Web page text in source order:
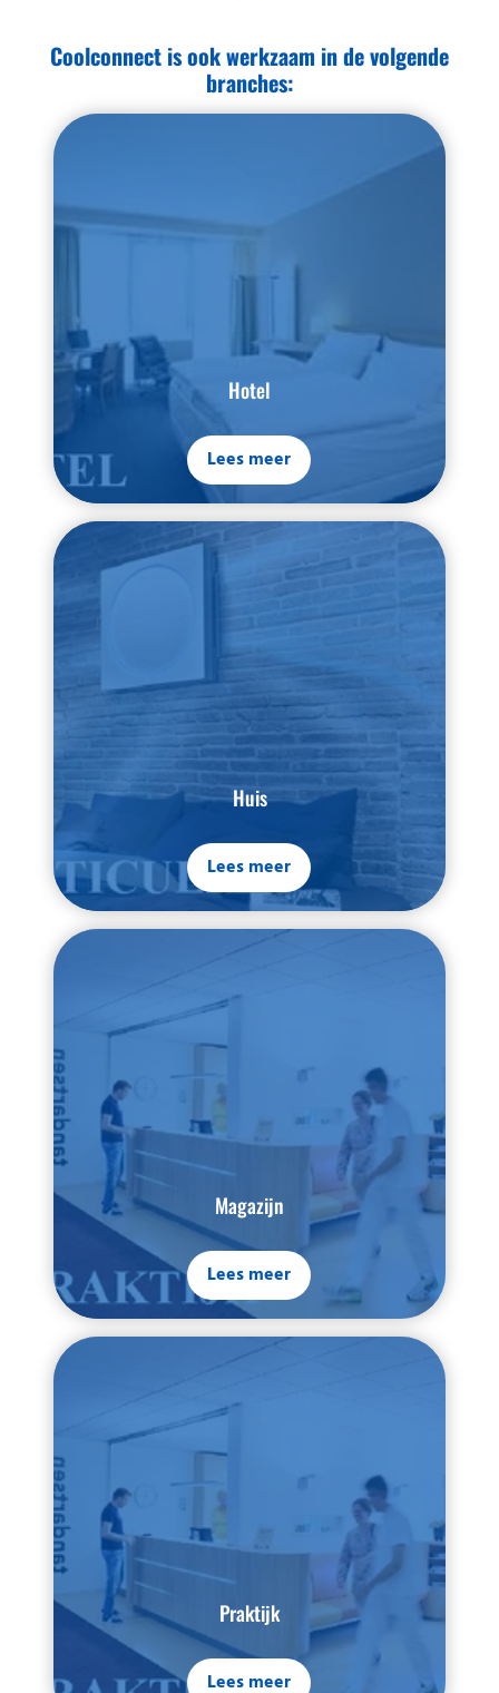
Coolconnect is ook werkzaam in de volgende
branches:
Hotel
Lees meer
Huis
Lees meer
Magazijn
Lees meer
Praktijk
Lees meer